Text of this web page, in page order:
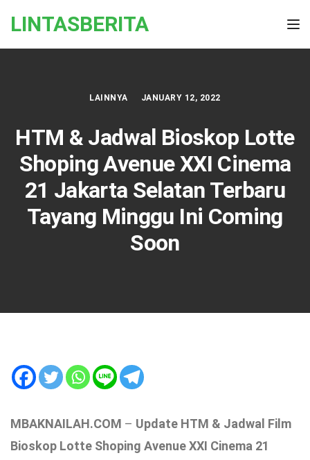
LINTASBERITA
LAINNYA JANUARY 12, 2022
HTM & Jadwal Bioskop Lotte
Shoping Avenue XXI Cinema
21 Jakarta Selatan Terbaru
Tayang Minggu Ini Coming
Soon
MBAKNAILAH.COM – Update HTM & Jadwal Film
Bioskop Lotte Shoping Avenue XXI Cinema 21